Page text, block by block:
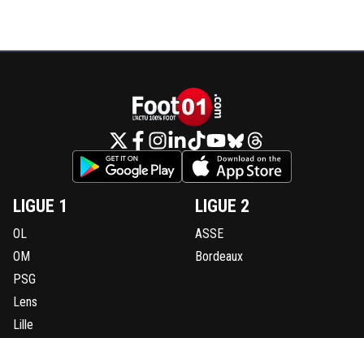
LIGUE 1
OL
OM
PSG
Lens
Lille
LIGUE 2
ASSE
Bordeaux